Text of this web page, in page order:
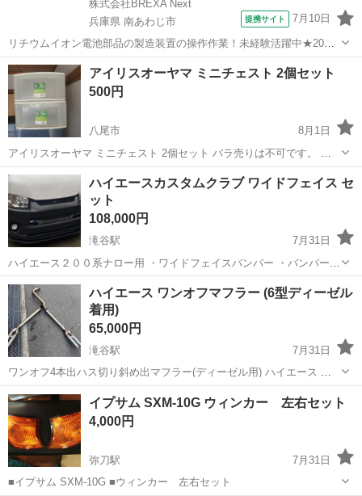
株式会社BREXA Next
兵庫県 南あわじ市
提携サイト 7月10日
リチウムイオン電池部品の製造装置の操作作業！未経験活躍中★20～
50代の男性活躍中！嬉しい時給1,490円！生活支援物資事前対応可◎ワ
ンルーム寮完備！赴任旅費会社負担！正社員登用制度あり◎《兵庫県
南あわじ市》 人気の工場の...
兵庫 南あわじ市
アイリスオーヤマ ミニチェスト 2個セット
500円
八尾市
8月1日
アイリスオーヤマ ミニチェスト 2個セット バラ売りは不可です。 指
定のコンビニ駐車場まで取りに来れる方でお願いいたします。 値引き
交渉はご遠慮くださいませ。
大阪 八尾市 外装、車外用品 ステンレス製
ハイエースカスタムクラブ ワイドフェイス セ
ット
108,000円
滝谷駅
7月31日
ハイエース２００系ナロー用 ・ワイドフェイスバンパー ・バンパーグ
リル ・ハーフスポイラー ダウン量約4cm 3点セットです。 フリッパー
は売れました。 フェイスチェンジにもご使用いただけます。 黒ゲル未
塗装です。...
大阪 河内長野市
ハイエース ワンオフマフラー (6型ディーゼル
着用)
65,000円
滝谷駅
7月31日
ワンオフ4本出ハス切り斜め出マフラー(ディーゼル用) ハイエース デ
ィーゼル 6型スーパーGL ナロー に着用していました。 高額なワンオ
フマフラーになります。 使用に伴う小傷や割れ等ありますので写真で
判断してください...
大阪 河内長野市 外装、車外用品
イプサム SXM-10G ウィンカー 左右セット
4,000円
弥刀駅
7月31日
■イプサム SXM-10G ■ウィンカー 左右セット